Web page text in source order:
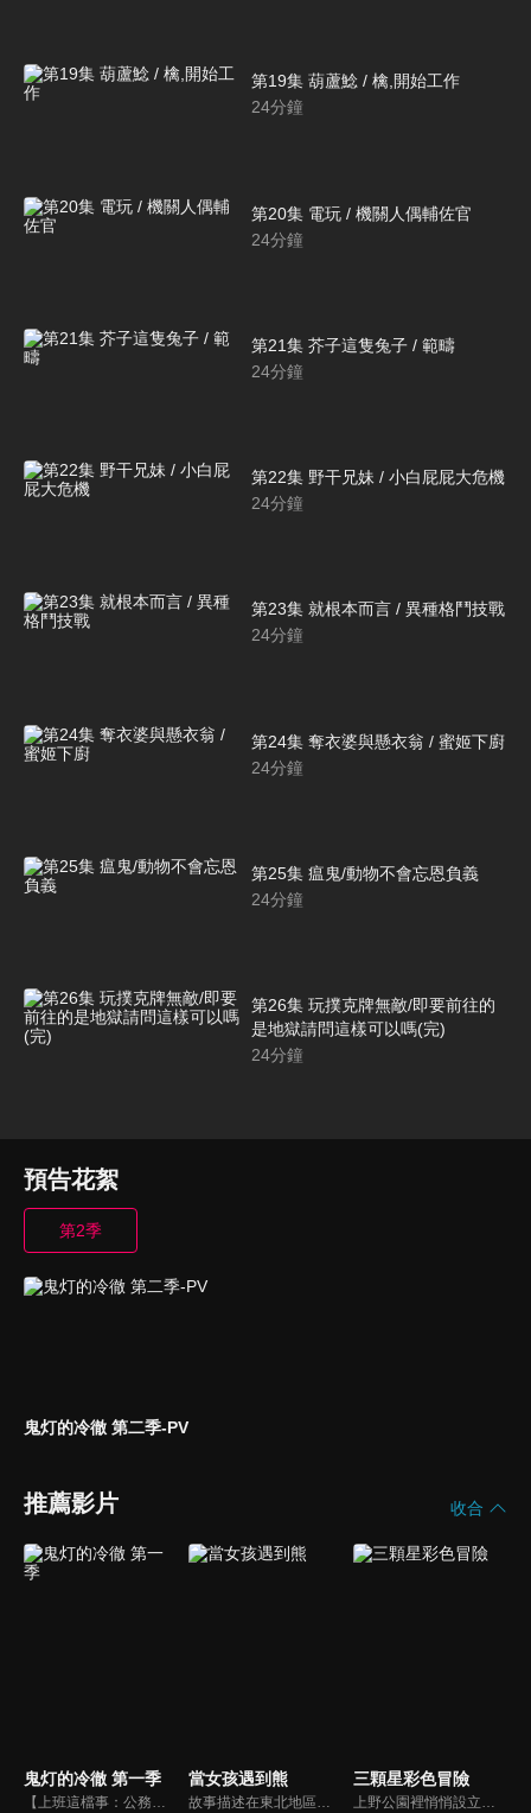
第19集 葫蘆鯰 / 檎,開始工作
24分鐘
第20集 電玩 / 機關人偶輔佐官
24分鐘
第21集 芥子這隻兔子 / 範疇
24分鐘
第22集 野干兄妹 / 小白屁屁大危機
24分鐘
第23集 就根本而言 / 異種格鬥技戰
24分鐘
第24集 奪衣婆與懸衣翁 / 蜜姬下廚
24分鐘
第25集 瘟鬼/動物不會忘恩負義
24分鐘
第26集 玩撲克牌無敵/即要前往的
是地獄請問這樣可以嗎(完)
24分鐘
預告花絮
第2季
鬼灯的冷徹 第二季-PV
推薦影片 收合
鬼灯的冷徹 第一季
【上班這檔事：公務員】因為戰後的人口爆發、惡靈的兇暴化，地獄被亡者擠得水洩不通的今日，飽受人手不足所苦的地獄陷入了前所未見的混亂。在這之中，有一個在幕後代替手足無措的閻魔大王為各式各樣的問題負責善後的傑出人才，他的名字是閻魔大王的第一補佐官鬼灯！
當女孩遇到熊
故事描述在東北地區的某處深山里，中學生小町作為巫女在神社里做著侍奉熊的工作。某天，小町告訴名叫小夏的熊，說想要去城市裡的學校唸書。為了讓空有精力卻沒有十足毅力、還不知世間險惡的小町在城市裡生存下去，深感擔心的小夏給小町進行了一系列必要的試煉。
三顆星彩色冒險
上野公園裡悄悄設立了一個總部。那裡有三個國小女生——！沒錯，她們正是守護上野的正義團隊「COLORS」！結衣、小幸、琴葉三個人，今天也為了守護和平的上野的和平，日夜（騙人，只到傍晚）在大街小巷來回奔走！